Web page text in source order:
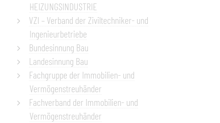
HEIZUNGSINDUSTRIE
VZI – Verband der Ziviltechniker- und
Ingenieurbetriebe
Bundesinnung Bau
Landesinnung Bau
Fachgruppe der Immobilien- und
Vermögenstreuhänder
Fachverband der Immobilien- und
Vermögenstreuhänder